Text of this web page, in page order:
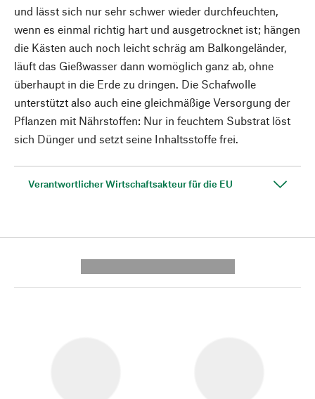
und lässt sich nur sehr schwer wieder durchfeuchten,
wenn es einmal richtig hart und ausgetrocknet ist; hängen
die Kästen auch noch leicht schräg am Balkongeländer,
läuft das Gießwasser dann womöglich ganz ab, ohne
überhaupt in die Erde zu dringen. Die Schafwolle
unterstützt also auch eine gleichmäßige Versorgung der
Pflanzen mit Nährstoffen: Nur in feuchtem Substrat löst
sich Dünger und setzt seine Inhaltsstoffe frei.
Verantwortlicher Wirtschaftsakteur für die EU